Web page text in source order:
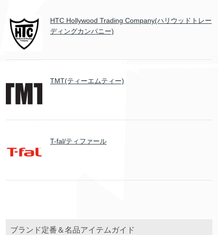
HTC Hollywood Trading Company(ハリウッドトレー
ディングカンパニー)
TMT(ティーエムティー)
T-fal/ティファール
ブランド定番＆名品アイテムガイド